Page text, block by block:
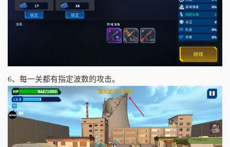
6、每一关都有指定波数的攻击。